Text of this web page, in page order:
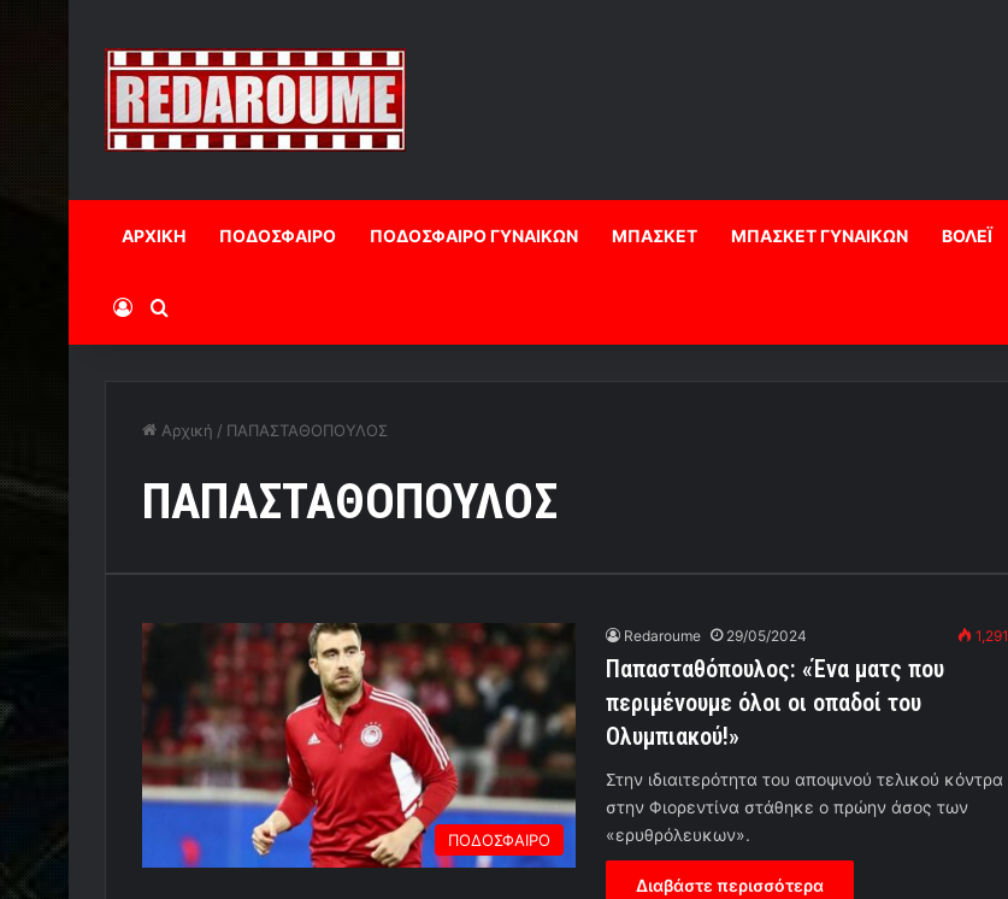
ΑΡΧΙΚΗ ΠΟΔΟΣΦΑΙΡΟ ΠΟΔΟΣΦΑΙΡΟ ΓΥΝΑΙΚΩΝ ΜΠΑΣΚΕΤ ΜΠΑΣΚΕΤ ΓΥΝΑΙΚΩΝ ΒΟΛΕΪ
Log InΑναζήτηση
Αρχική / ΠΑΠΑΣΤΑΘΟΠΟΥΛΟΣ
ΠΑΠΑΣΤΑΘΟΠΟΥΛΟΣ
ΠΟΔΟΣΦΑΙΡΟ
Redaroume 29/05/2024 1,291
Παπασταθόπουλος: «Ένα ματς που
περιμένουμε όλοι οι οπαδοί του
Ολυμπιακού!»
Στην ιδιαιτερότητα του αποψινού τελικού κόντρα
στην Φιορεντίνα στάθηκε ο πρώην άσος των
«ερυθρόλευκων».
Διαβάστε περισσότερα